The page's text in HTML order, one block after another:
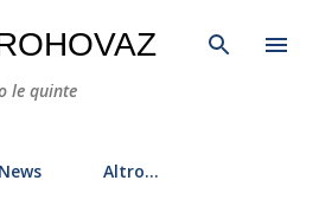
ai contenuti principali
le quinte
Altro…